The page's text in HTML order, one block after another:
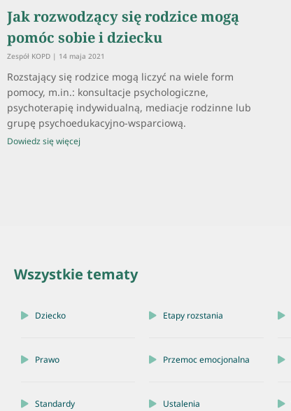
Jak rozwodzący się rodzice mogą
pomóc sobie i dziecku
Zespół KOPD 14 maja 2021
Rozstający się rodzice mogą liczyć na wiele form
pomocy, m.in.: konsultacje psychologiczne,
psychoterapię indywidualną, mediacje rodzinne lub
grupę psychoedukacyjno-wsparciową.
Dowiedz się więcej
Wszystkie tematy
Dziecko Etapy rozstania
Prawo Przemoc emocjonalna
Standardy Ustalenia